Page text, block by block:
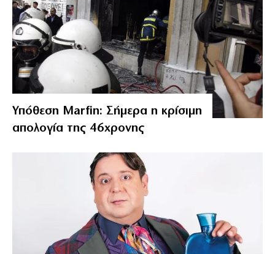
Υπόθεση Marfin: Σήμερα η κρίσιμη
απολογία της 46χρονης